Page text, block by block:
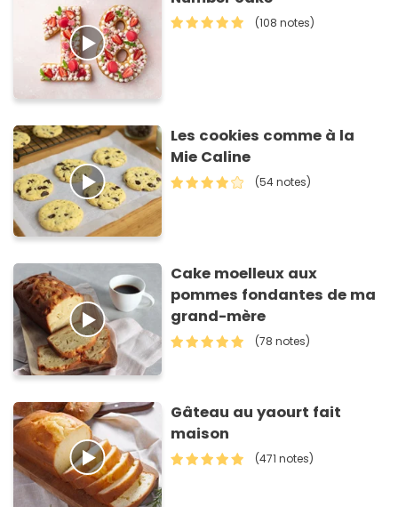
(108 notes)
Les cookies comme à la
Mie Caline
(54 notes)
Cake moelleux aux
pommes fondantes de ma
grand-mère
(78 notes)
Gâteau au yaourt fait
maison
(471 notes)